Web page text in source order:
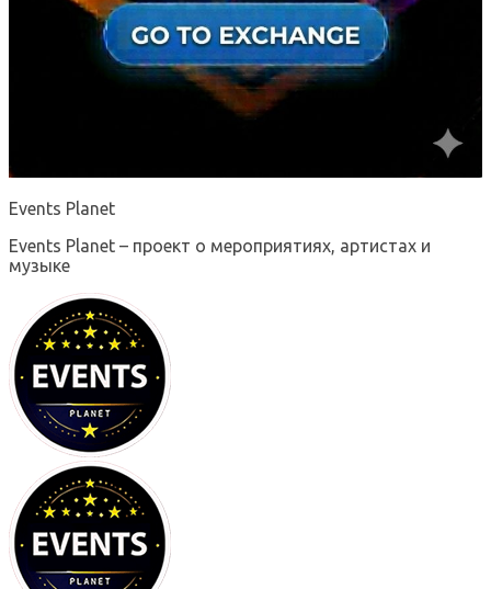
Events Planet
Events Planet – проект о мероприятиях, артистах и
музыке